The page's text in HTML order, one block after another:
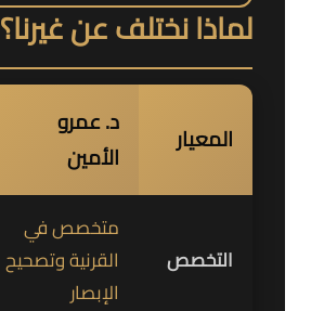
لماذا نختلف عن غيرنا؟
المعيار
د. عمرو
الأمين
التخصص
متخصص في
القرنية وتصحيح
الإبصار